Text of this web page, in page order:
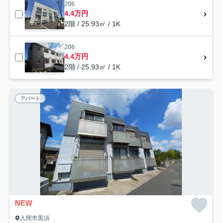
206
4.4万円
2階 / 25.93㎡ / 1K
206
4.4万円
2階 / 25.93㎡ / 1K
アパート
NEW
入間市黒須